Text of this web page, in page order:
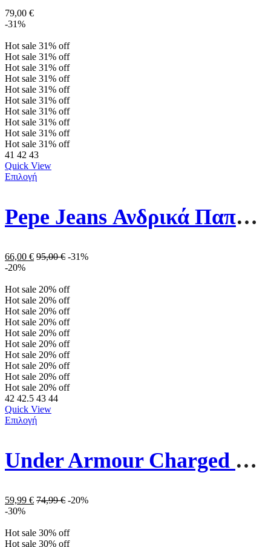
79,00 €
-31%
Hot sale 31% off
Hot sale 31% off
Hot sale 31% off
Hot sale 31% off
Hot sale 31% off
Hot sale 31% off
Hot sale 31% off
Hot sale 31% off
Hot sale 31% off
Hot sale 31% off
41 42 43
Quick View
Επιλογή
Pepe Jeans Ανδρικά Παπούτσια PMS31013-999 Μαύρα
66,00 € 95,00€ -31%
-20%
Hot sale 20% off
Hot sale 20% off
Hot sale 20% off
Hot sale 20% off
Hot sale 20% off
Hot sale 20% off
Hot sale 20% off
Hot sale 20% off
Hot sale 20% off
Hot sale 20% off
42 42.5 43 44
Quick View
Επιλογή
Under Armour Charged Ανδρικά Παπούτσια Running 3026999-106 Λευκά
59,99 € 74,99€ -20%
-30%
Hot sale 30% off
Hot sale 30% off